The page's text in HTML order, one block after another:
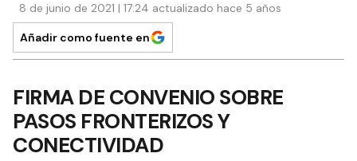
8 de junio de 2021 | 17:24 actualizado hace 5 años
Añadir como fuente en
FIRMA DE CONVENIO SOBRE
PASOS FRONTERIZOS Y
CONECTIVIDAD